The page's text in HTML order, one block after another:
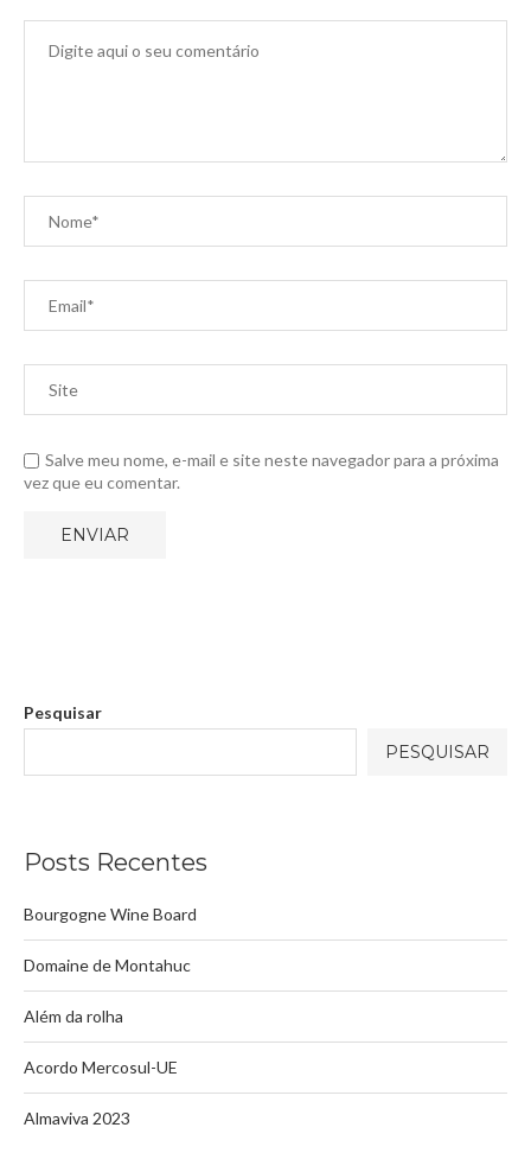
Salve meu nome, e-mail e site neste navegador para a próxima
vez que eu comentar.
Pesquisar
PESQUISAR
Posts Recentes
Bourgogne Wine Board
Domaine de Montahuc
Além da rolha
Acordo Mercosul-UE
Almaviva 2023